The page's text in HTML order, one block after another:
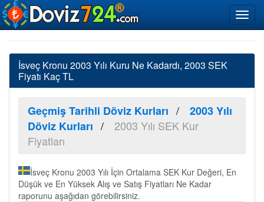
İsveç Kronu 2003 Yılı Kuru Ne Kadardı, 2003 SEK
Fiyatı Kaç TL
Geçmiş Tarihli Döviz Kurları
2003 Yılı
Döviz Kurları
2003 Yılı SEK Kur
Fiyatları
İsveç Kronu 2003 Yılı İçin Ortalama SEK Kur Değeri, En
Düşük ve En Yüksek Alış ve Satış Fiyatları Ne Kadar
raporunu aşağıdan görebilirsiniz.